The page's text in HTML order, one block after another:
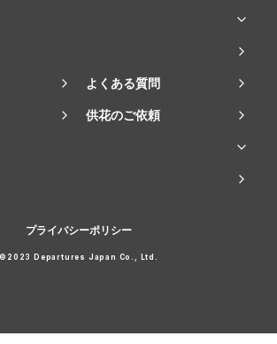
よくある質問
供花のご依頼
プライバシーポリシー
©2023 Departures Japan Co., Ltd.